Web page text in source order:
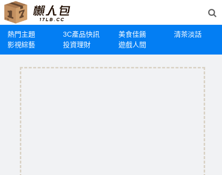
熱門主題 3C產品快訊 美食佳餚
清茶淡話
影視綜藝
投資理財 遊戲人間